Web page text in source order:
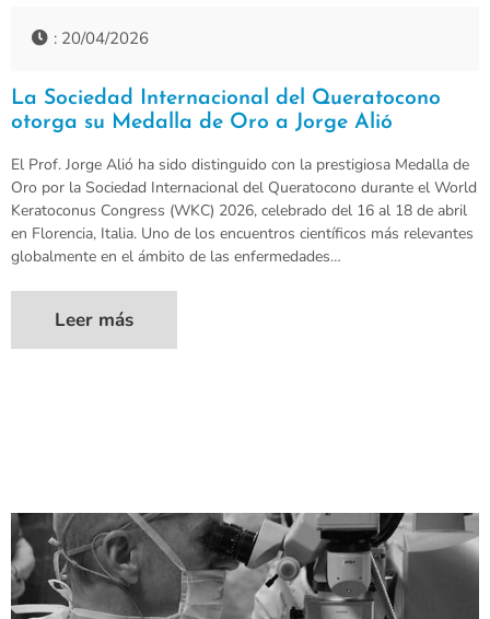
: 20/04/2026
La Sociedad Internacional del Queratocono
otorga su Medalla de Oro a Jorge Alió
El Prof. Jorge Alió ha sido distinguido con la prestigiosa Medalla de
Oro por la Sociedad Internacional del Queratocono durante el World
Keratoconus Congress (WKC) 2026, celebrado del 16 al 18 de abril
en Florencia, Italia. Uno de los encuentros científicos más relevantes
globalmente en el ámbito de las enfermedades…
Leer más